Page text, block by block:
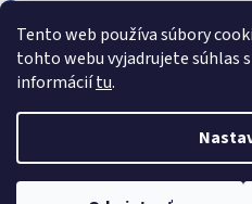
Tento web používa súbory
tohto webu vyjadrujete súhlas
informáciítu.
revuca@majsterpapier.sk